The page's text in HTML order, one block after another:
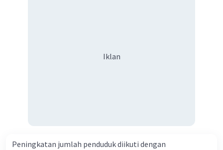
yaitu konflik yang terjadi karena perbedaan
Iklan
Peningkatan jumlah penduduk diikuti dengan